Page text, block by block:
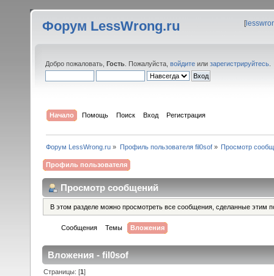
Форум LessWrong.ru [
Добро пожаловать, Гость . Пожалуйста, войдите или зарегистрируйтесь
Начало Помощь Поиск Вход Регистрация
Форум LessWrong.ru » Профиль пользователя fil0sof» Просмотр
Профиль пользователя
Просмотр сообщений
В этом разделе можно просмотреть все сообщения, сделанные этим
Сообщения Темы Вложения
Вложения - fil0sof
Страницы: [1]